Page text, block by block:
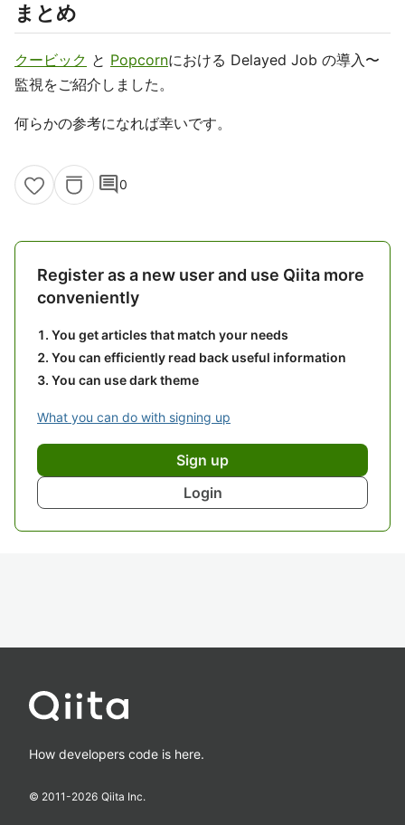
まとめ
クービック と Popcornにおける Delayed Job の導入〜
監視をご紹介しました。
何らかの参考になれば幸いです。
comment0
Register as a new user and use Qiita more
conveniently
You get articles that match your needs
You can efficiently read back useful information
You can use dark theme
What you can do with signing up
Sign up
Login
How developers code is here.
© 2011-2026 Qiita Inc.